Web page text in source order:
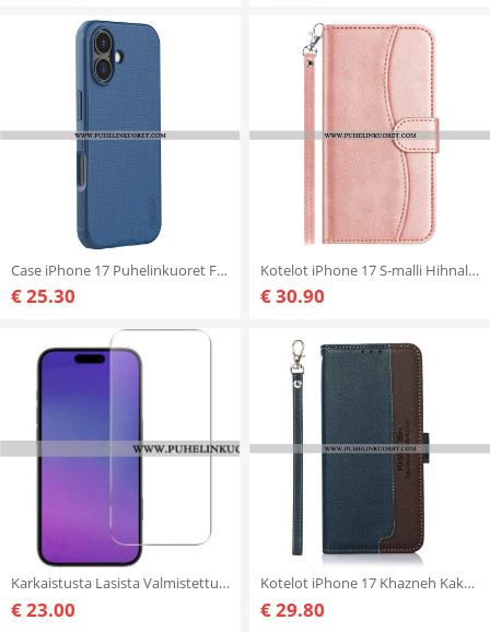
Case iPhone 17 Puhelinkuoret Frosted Shield Pro Nillkin
€ 25.30
Kotelot iPhone 17 S-malli Hihnalla Suojakuori
€ 30.90
Karkaistusta Lasista Valmistettu Näytönsuoja iPhone 17
€ 23.00
Kotelot iPhone 17 Khazneh Kaksivärinen Rfid-lompakko Suojakuori
€ 29.80